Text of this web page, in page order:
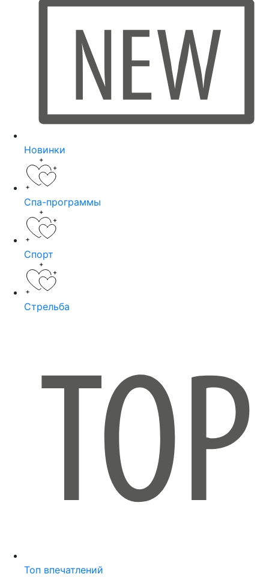
Новинки
Спа-программы
Спорт
Стрельба
Топ впечатлений